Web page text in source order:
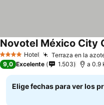
4 EstrellasHotel Terraza en la
Novotel México City
9,0 Excelente 1.503 a 0.9
Elige fechas para ver los